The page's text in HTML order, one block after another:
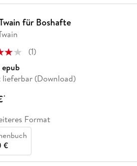
für Boshafte
(1)
(Download)
*
Format
€